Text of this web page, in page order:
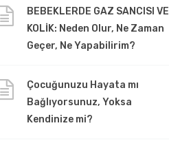
BEBEKLERDE GAZ SANCISI VE
KOLİK: Neden Olur, Ne Zaman
Geçer, Ne Yapabilirim?
Çocuğunuzu Hayata mı
Bağlıyorsunuz, Yoksa
Kendinize mi?